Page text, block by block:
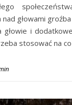
nad głowami
głowie i
stosować na